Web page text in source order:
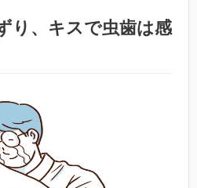
り、キスで虫歯は感